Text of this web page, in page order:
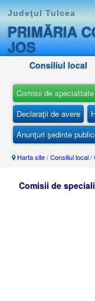
Judeţul Tulcea
PRIMĂRIA
JOS
Consiliul local
Comisii de specialitate
Declaraţii de avere
Anunţuri şedinte
Harta site/Consiliul local/
Comisii de